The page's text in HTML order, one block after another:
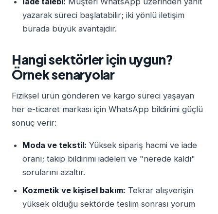
yazarak süreci başlatabilir; iki yönlü iletişim
burada büyük avantajdır.
Hangi sektörler için uygun?
Örnek senaryolar
Fiziksel ürün gönderen ve kargo süreci yaşayan
her e-ticaret markası için WhatsApp bildirimi güçlü
sonuç verir:
Moda ve tekstil: Yüksek sipariş hacmi ve iade
oranı; takip bildirimi iadeleri ve "nerede kaldı"
sorularını azaltır.
Kozmetik ve kişisel bakım: Tekrar alışverişin
yüksek olduğu sektörde teslim sonrası yorum